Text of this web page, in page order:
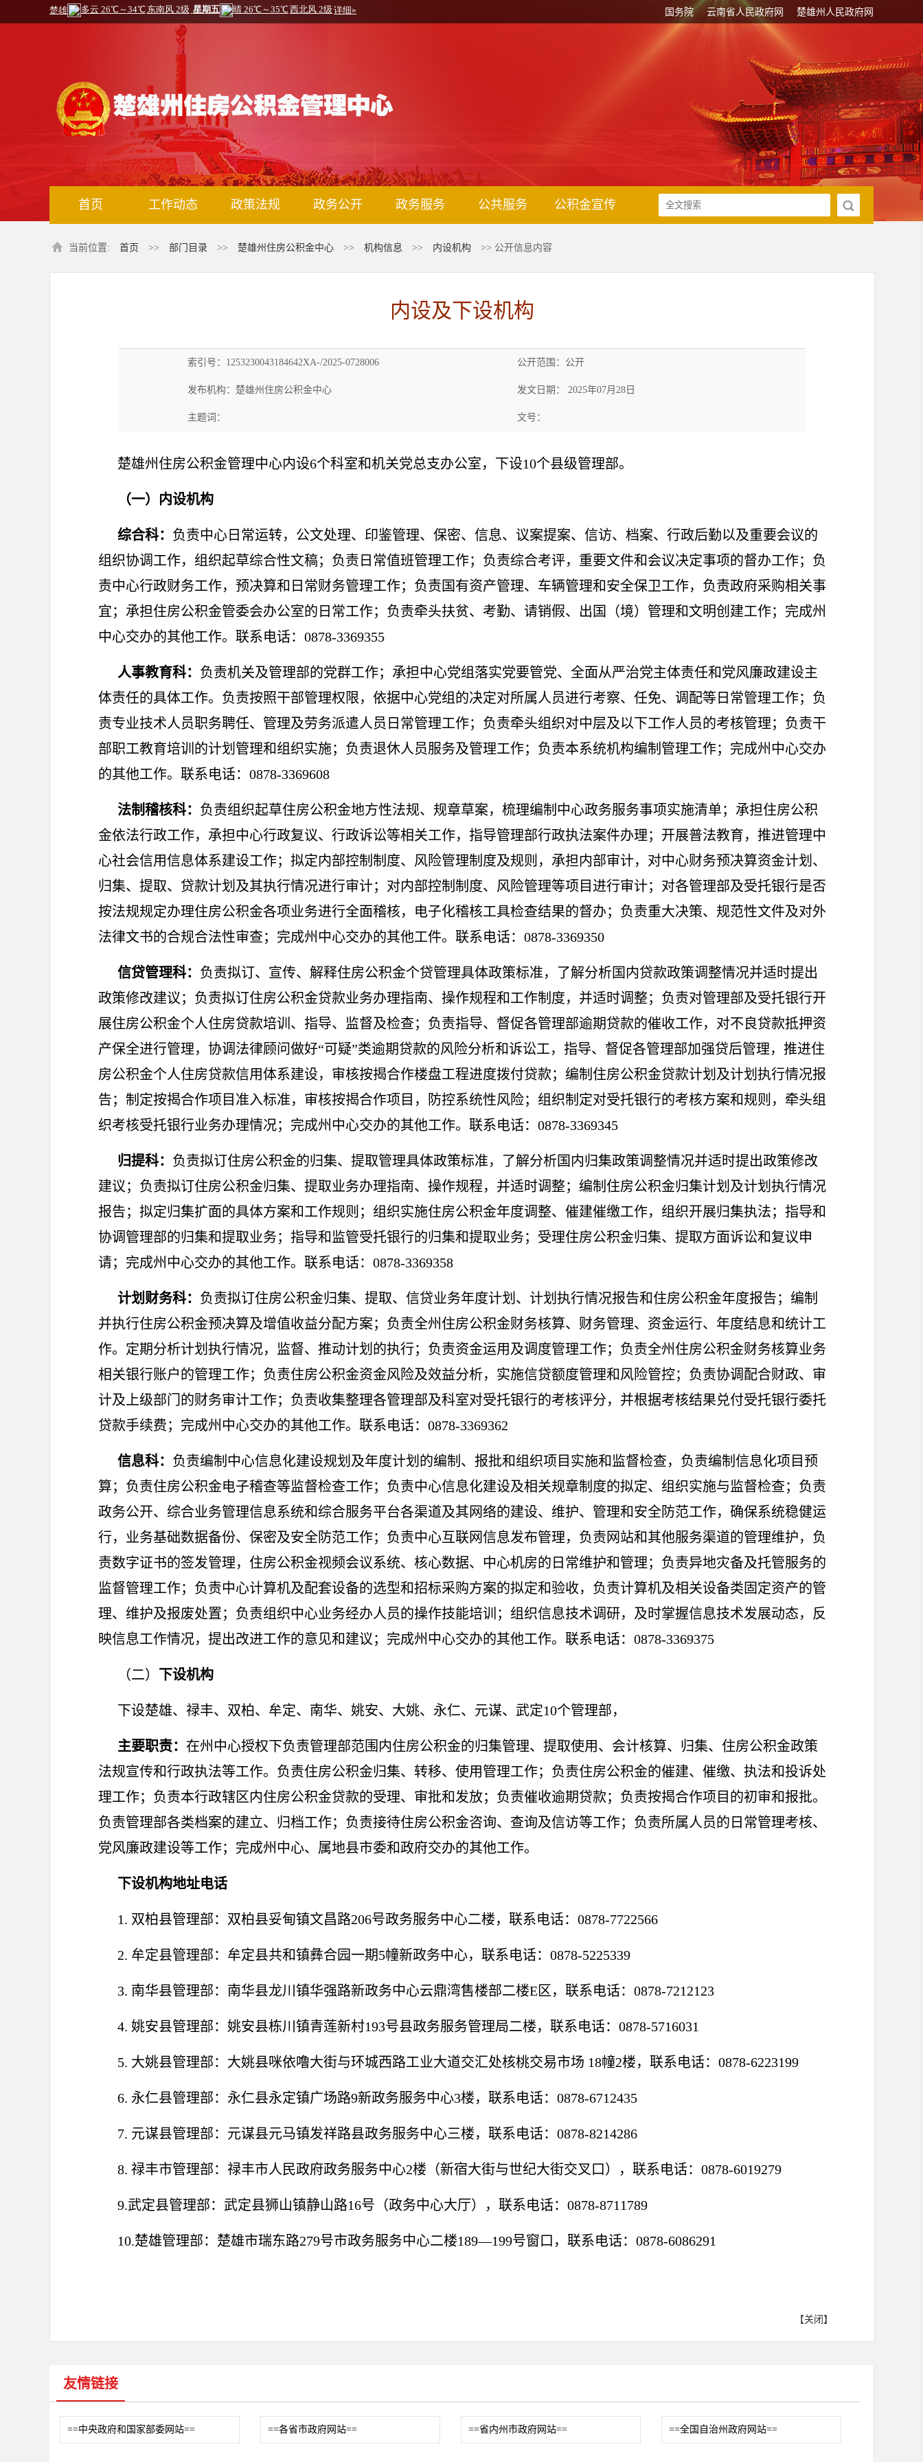
国务院 云南省人民政府网 楚雄州人民政府网
首页 工作动态 政策法规 政务公开 政务服务 公共服务 公积金宣传
当前位置: 首页 >> 部门目录 >> 楚雄州住房公积金中心 >> 机构信息 >> 内设机构 >> 公开信息内容
内设及下设机构
索引号：1253230043184642XA-/2025-0728006 公开范围：公开
发布机构：楚雄州住房公积金中心 发文日期： 2025年07月28日
主题词： 文号：
楚雄州住房公积金管理中心内设6个科室和机关党总支办公室，下设10个县级管理部。
（一）内设机构
综合科： 负责中心日常运转，公文处理、印鉴管理、保密、信息、议案提案、信访、档案、行政后勤以及重要会议的
组织协调工作，组织起草综合性文稿；负责日常值班管理工作；负责综合考评，重要文件和会议决定事项的督办工作；负
责中心行政财务工作，预决算和日常财务管理工作；负责国有资产管理、车辆管理和安全保卫工作，负责政府采购相关事
宜；承担住房公积金管委会办公室的日常工作；负责牵头扶贫、考勤、请销假、出国（境）管理和文明创建工作；完成州
中心交办的其他工作。联系电话：0878-3369355
人事教育科： 负责机关及管理部的党群工作；承担中心党组落实党要管党、全面从严治党主体责任和党风廉政建设主
体责任的具体工作。负责按照干部管理权限，依据中心党组的决定对所属人员进行考察、任免、调配等日常管理工作；负
责专业技术人员职务聘任、管理及劳务派遣人员日常管理工作；负责牵头组织对中层及以下工作人员的考核管理；负责干
部职工教育培训的计划管理和组织实施；负责退休人员服务及管理工作；负责本系统机构编制管理工作；完成州中心交办
的其他工作。联系电话：0878-3369608
法制稽核科： 负责组织起草住房公积金地方性法规、规章草案，梳理编制中心政务服务事项实施清单；承担住房公积
金依法行政工作，承担中心行政复议、行政诉讼等相关工作，指导管理部行政执法案件办理；开展普法教育，推进管理中
心社会信用信息体系建设工作；拟定内部控制制度、风险管理制度及规则，承担内部审计，对中心财务预决算资金计划、
归集、提取、贷款计划及其执行情况进行审计；对内部控制制度、风险管理等项目进行审计；对各管理部及受托银行是否
按法规规定办理住房公积金各项业务进行全面稽核，电子化稽核工具检查结果的督办；负责重大决策、规范性文件及对外
法律文书的合规合法性审查；完成州中心交办的其他工件。联系电话：0878-3369350
信贷管理科： 负责拟订、宣传、解释住房公积金个贷管理具体政策标准，了解分析国内贷款政策调整情况并适时提出
政策修改建议；负责拟订住房公积金贷款业务办理指南、操作规程和工作制度，并适时调整；负责对管理部及受托银行开
展住房公积金个人住房贷款培训、指导、监督及检查；负责指导、督促各管理部逾期贷款的催收工作，对不良贷款抵押资
产保全进行管理，协调法律顾问做好“可疑”类逾期贷款的风险分析和诉讼工，指导、督促各管理部加强贷后管理，推进住
房公积金个人住房贷款信用体系建设，审核按揭合作楼盘工程进度拨付贷款；编制住房公积金贷款计划及计划执行情况报
告；制定按揭合作项目准入标准，审核按揭合作项目，防控系统性风险；组织制定对受托银行的考核方案和规则，牵头组
织考核受托银行业务办理情况；完成州中心交办的其他工作。联系电话：0878-3369345
归提科： 负责拟订住房公积金的归集、提取管理具体政策标准，了解分析国内归集政策调整情况并适时提出政策修改
建议；负责拟订住房公积金归集、提取业务办理指南、操作规程，并适时调整；编制住房公积金归集计划及计划执行情况
报告；拟定归集扩面的具体方案和工作规则；组织实施住房公积金年度调整、催建催缴工作，组织开展归集执法；指导和
协调管理部的归集和提取业务；指导和监管受托银行的归集和提取业务；受理住房公积金归集、提取方面诉讼和复议申
请；完成州中心交办的其他工作。联系电话：0878-3369358
计划财务科： 负责拟订住房公积金归集、提取、信贷业务年度计划、计划执行情况报告和住房公积金年度报告；编制
并执行住房公积金预决算及增值收益分配方案；负责全州住房公积金财务核算、财务管理、资金运行、年度结息和统计工
作。定期分析计划执行情况，监督、推动计划的执行；负责资金运用及调度管理工作；负责全州住房公积金财务核算业务
相关银行账户的管理工作；负责住房公积金资金风险及效益分析，实施信贷额度管理和风险管控；负责协调配合财政、审
计及上级部门的财务审计工作；负责收集整理各管理部及科室对受托银行的考核评分，并根据考核结果兑付受托银行委托
贷款手续费；完成州中心交办的其他工作。联系电话：0878-3369362
信息科： 负责编制中心信息化建设规划及年度计划的编制、报批和组织项目实施和监督检查，负责编制信息化项目预
算；负责住房公积金电子稽查等监督检查工作；负责中心信息化建设及相关规章制度的拟定、组织实施与监督检查；负责
政务公开、综合业务管理信息系统和综合服务平台各渠道及其网络的建设、维护、管理和安全防范工作，确保系统稳健运
行，业务基础数据备份、保密及安全防范工作；负责中心互联网信息发布管理，负责网站和其他服务渠道的管理维护，负
责数字证书的签发管理，住房公积金视频会议系统、核心数据、中心机房的日常维护和管理；负责异地灾备及托管服务的
监督管理工作；负责中心计算机及配套设备的选型和招标采购方案的拟定和验收，负责计算机及相关设备类固定资产的管
理、维护及报废处置；负责组织中心业务经办人员的操作技能培训；组织信息技术调研，及时掌握信息技术发展动态，反
映信息工作情况，提出改进工作的意见和建议；完成州中心交办的其他工作。联系电话：0878-3369375
（二） 下设机构
下设楚雄、禄丰、双柏、牟定、南华、姚安、大姚、永仁、元谋、武定10个管理部，
主要职责： 在州中心授权下负责管理部范围内住房公积金的归集管理、提取使用、会计核算、归集、住房公积金政策
法规宣传和行政执法等工作。负责住房公积金归集、转移、使用管理工作；负责住房公积金的催建、催缴、执法和投诉处
理工作；负责本行政辖区内住房公积金贷款的受理、审批和发放；负责催收逾期贷款；负责按揭合作项目的初审和报批。
负责管理部各类档案的建立、归档工作；负责接待住房公积金咨询、查询及信访等工作；负责所属人员的日常管理考核、
党风廉政建设等工作；完成州中心、属地县市委和政府交办的其他工作。
下设机构地址电话
1. 双柏县管理部：双柏县妥甸镇文昌路206号政务服务中心二楼，联系电话：0878-7722566
2. 牟定县管理部：牟定县共和镇彝合园一期5幢新政务中心，联系电话：0878-5225339
3. 南华县管理部：南华县龙川镇华强路新政务中心云鼎湾售楼部二楼E区，联系电话：0878-7212123
4. 姚安县管理部：姚安县栋川镇青莲新村193号县政务服务管理局二楼，联系电话：0878-5716031
5. 大姚县管理部：大姚县咪依噜大街与环城西路工业大道交汇处核桃交易市场 18幢2楼，联系电话：0878-6223199
6. 永仁县管理部：永仁县永定镇广场路9新政务服务中心3楼，联系电话：0878-6712435
7. 元谋县管理部：元谋县元马镇发祥路县政务服务中心三楼，联系电话：0878-8214286
8. 禄丰市管理部：禄丰市人民政府政务服务中心2楼（新宿大街与世纪大街交叉口），联系电话：0878-6019279
9.武定县管理部：武定县狮山镇静山路16号（政务中心大厅），联系电话：0878-8711789
10.楚雄管理部：楚雄市瑞东路279号市政务服务中心二楼189—199号窗口，联系电话：0878-6086291
【关闭】
友情链接
==中央政府和国家部委网站== ==各省市政府网站== ==省内州市政府网站== ==全国自治州政府网站==